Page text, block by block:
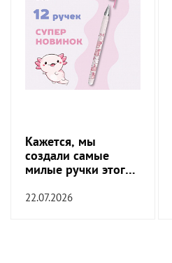
Кажется, мы
создали самые
милые ручки этого
22.07.2026